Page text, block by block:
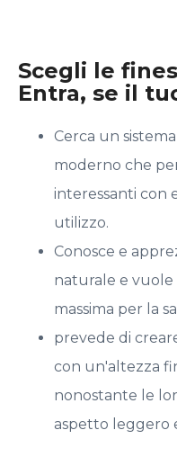
Scegli le
Entra, se il
Cerca un
moderno che
interessanti con
utilizzo.
Conosce e
naturale e vuole
massima per la
prevede di
con un'altezza
nonostante le
aspetto leggero